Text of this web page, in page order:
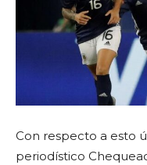
Con respecto a esto
periodístico